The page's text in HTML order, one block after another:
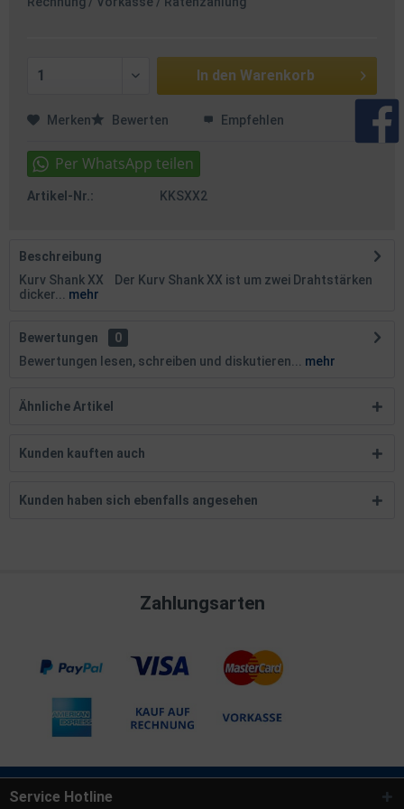
In den Warenkorb
Merken Bewerten Empfehlen
Artikel-Nr.: KKSXX2
Beschreibung
Kurv Shank XX Der Kurv Shank XX ist um zwei Drahtstärken
dicker...
mehr
Bewertungen
0
Bewertungen lesen, schreiben und diskutieren...
mehr
Ähnliche Artikel
Kunden kauften auch
Kunden haben sich ebenfalls angesehen
Zahlungsarten
Service Hotline